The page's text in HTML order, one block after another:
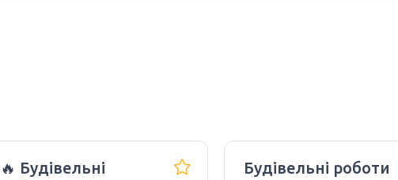
🔥 Будівельні
Будівельні роботи